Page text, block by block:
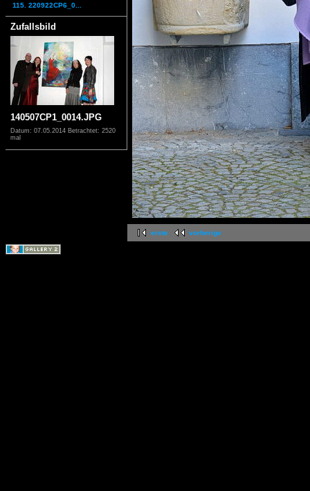
115. 220922CP6_0...
Zufallsbild
140507CP1_0014.JPG
Datum: 07.05.2014 Betrachtet: 2520
mal
erste vorherige